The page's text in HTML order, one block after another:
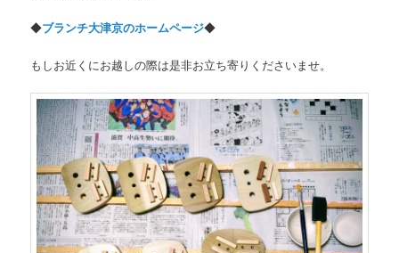
◆ブランチ大津京のホームページ◆
もしお近くにお越しの際は是非お立ち寄りくださいませ。